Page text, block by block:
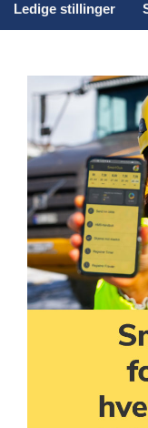
Ledige stillinger